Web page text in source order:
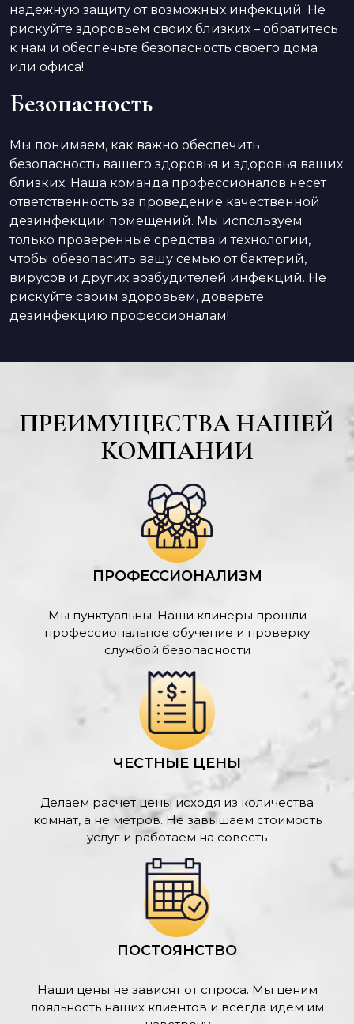
надежную защиту от возможных инфекций. Не
рискуйте здоровьем своих близких – обратитесь
к нам и обеспечьте безопасность своего дома
или офиса!
Безопасность
Мы понимаем, как важно обеспечить
безопасность вашего здоровья и здоровья ваших
близких. Наша команда профессионалов несет
ответственность за проведение качественной
дезинфекции помещений. Мы используем
только проверенные средства и технологии,
чтобы обезопасить вашу семью от бактерий,
вирусов и других возбудителей инфекций. Не
рискуйте своим здоровьем, доверьте
дезинфекцию профессионалам!
ПРЕИМУЩЕСТВА НАШЕЙ
КОМПАНИИ
ПРОФЕССИОНАЛИЗМ
Мы пунктуальны. Наши клинеры прошли
профессиональное обучение и проверку
службой безопасности
ЧЕСТНЫЕ ЦЕНЫ
Делаем расчет цены исходя из количества
комнат, а не метров. Не завышаем стоимость
услуг и работаем на совесть
ПОСТОЯНСТВО
Наши цены не зависят от спроса. Мы ценим
лояльность наших клиентов и всегда идем им